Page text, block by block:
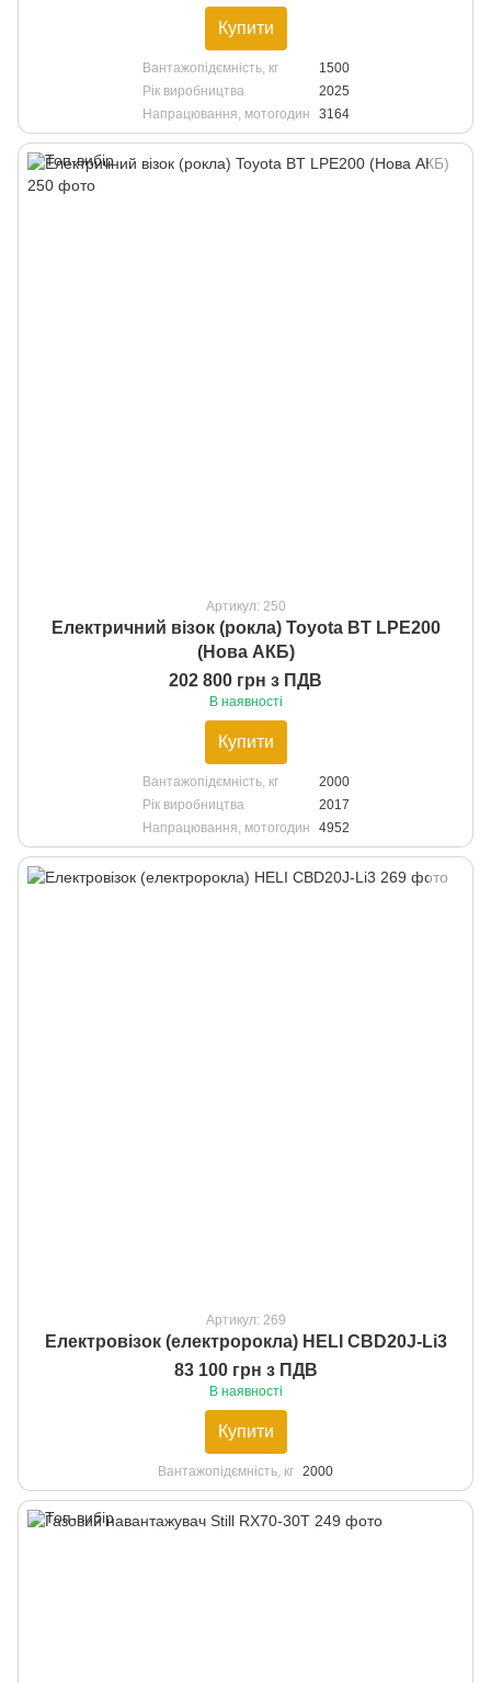
Купити
Вантажопідємність, кг
1500
Рік виробництва
2025
Напрацювання, мотогодин
3164
Артикул: 250
Електричний візок (рокла) Toyota BT LPE200
(Нова АКБ)
202 800 грн з ПДВ
В наявності
Купити
Вантажопідємність, кг
2000
Рік виробництва
2017
Напрацювання, мотогодин
4952
Артикул: 269
Електровізок (електророкла) HELI CBD20J-Li3
83 100 грн з ПДВ
В наявності
Купити
Вантажопідємність, кг 2000